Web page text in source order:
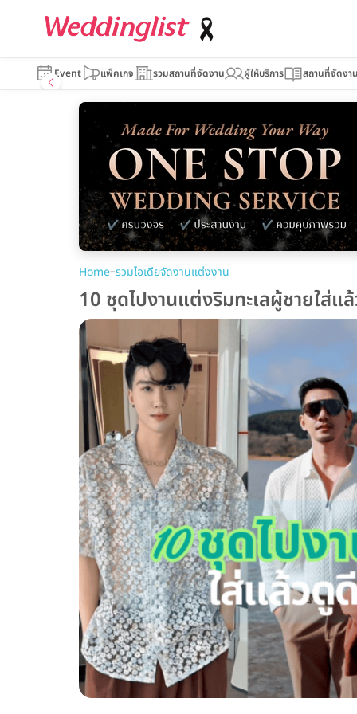
Event แพ็คเกจ รวมสถานที่จัดงาน ผู้ให้บริการ สถานที่จัดงา
Home–รวมไอเดียจัดงานแต่งงาน
10 ชุดไปงานแต่งริมทะเลผู้ชายใส่แ